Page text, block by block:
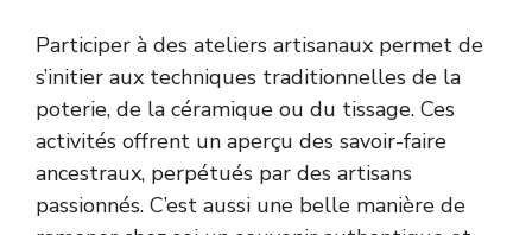
Participer à des ateliers artisanaux permet de
s’initier aux techniques traditionnelles de la
poterie, de la céramique ou du tissage. Ces
activités offrent un aperçu des savoir-faire
ancestraux, perpétués par des artisans
passionnés. C’est aussi une belle manière de